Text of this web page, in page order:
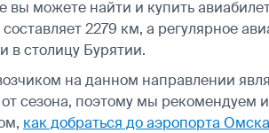
вы можете найти и купить
2279 км, а регулярное
в столицу Бурятии.
на данном направлении
сезона, поэтому мы рекомендуем
как добраться до аэропорта Омска